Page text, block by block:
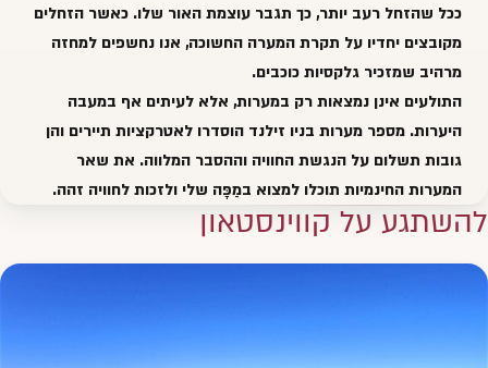
ככל שהזחל רעב יותר, כך תגבר עוצמת האור שלו. כאשר הזחלים
מקובצים יחדיו על תקרת המערה החשוכה, אנו נחשפים למחזה
מרהיב שמזכיר גלקסיות כוכבים.
התולעים אינן נמצאות רק במערות, אלא לעיתים אף במעבה
היערות. מספר מערות בניו זילנד הוסדרו לאטרקציות תיירים והן
גובות תשלום על הנגשת החוויה וההסבר המלווה. את שאר
המערות החינמיות תוכלו למצוא במַפָּה שלי ולזכות לחוויה זהה.
להשתגע על קווינסטאון